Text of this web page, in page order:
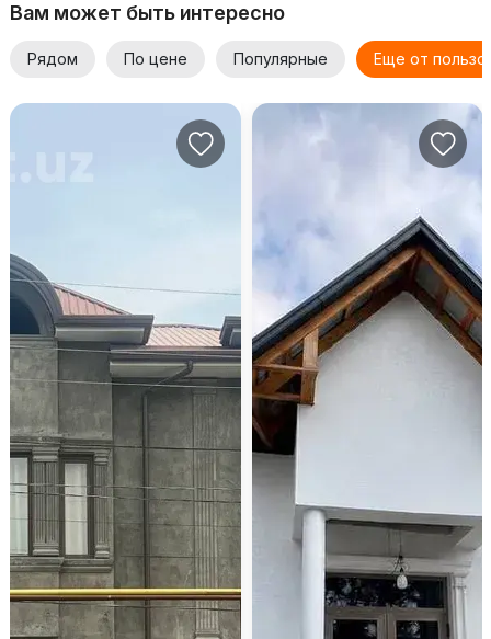
Вам может быть интересно
Рядом По цене Популярные Еще от